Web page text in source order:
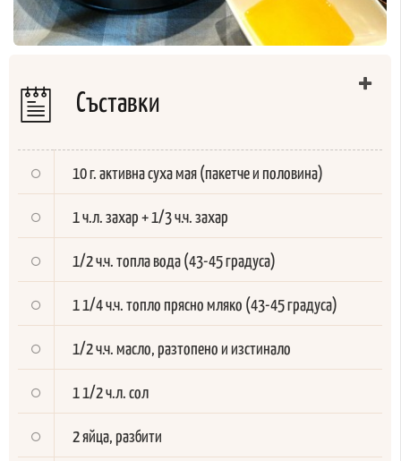
Съставки
10 г. активна суха мая (пакетче и половина)
1 ч.л. захар + 1/3 ч.ч. захар
1/2 ч.ч. топла вода (43-45 градуса)
1 1/4 ч.ч. топло прясно мляко (43-45 градуса)
1/2 ч.ч. масло, разтопено и изстинало
1 1/2 ч.л. сол
2 яйца, разбити